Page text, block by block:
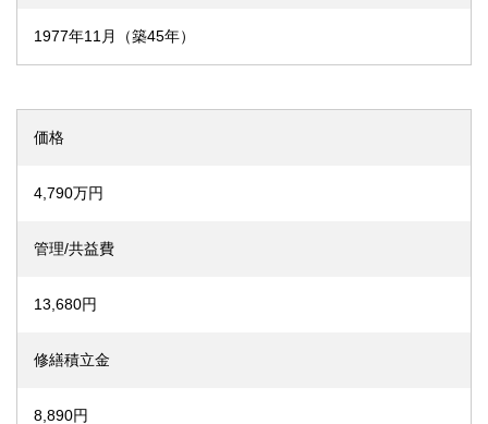
1977年11月（築45年）
価格
4,790万円
管理/共益費
13,680円
修繕積立金
8,890円